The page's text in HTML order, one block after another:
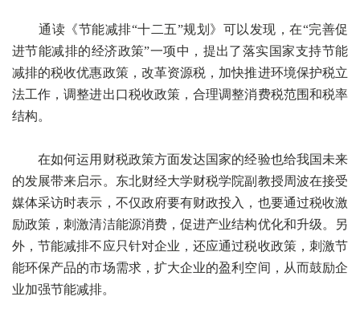
通读《节能减排“十二五”规划》可以发现，在“完善促
进节能减排的经济政策”一项中，提出了落实国家支持节能
减排的税收优惠政策，改革资源税，加快推进环境保护税立
法工作，调整进出口税收政策，合理调整消费税范围和税率
结构。
在如何运用财税政策方面发达国家的经验也给我国未来
的发展带来启示。东北财经大学财税学院副教授周波在接受
媒体采访时表示，不仅政府要有财政投入，也要通过税收激
励政策，刺激清洁能源消费，促进产业结构优化和升级。另
外，节能减排不应只针对企业，还应通过税收政策，刺激节
能环保产品的市场需求，扩大企业的盈利空间，从而鼓励企
业加强节能减排。